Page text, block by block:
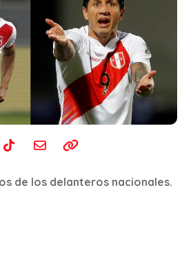
de los delanteros nacionales.